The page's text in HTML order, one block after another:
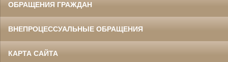
ОБРАЩЕНИЯ ГРАЖДАН
ВНЕПРОЦЕССУАЛЬНЫЕ ОБРАЩЕНИЯ
КАРТА САЙТА